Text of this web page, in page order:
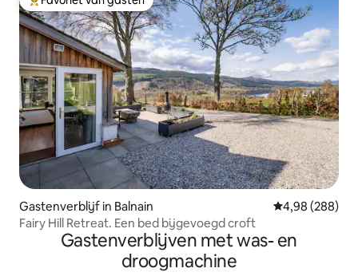
Topfavoriet van gasten
Gastenverblijf in Balnain Gemiddelde
4,98 (288)
Fairy Hill Retreat. Een bed bijgevoegd croft
Gastenverblijven met was- en
droogmachine